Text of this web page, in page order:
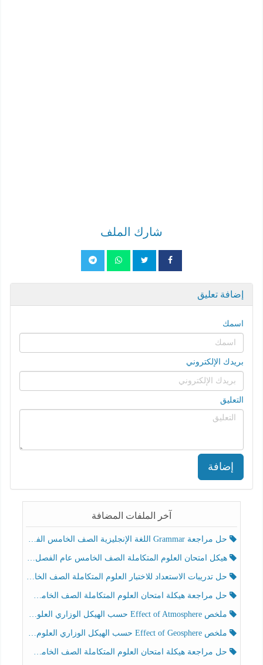
شارك الملف
إضافة تعليق
اسمك
بريدك الإلكتروني
التعليق
إضافة
آخر الملفات المضافة
حل مراجعة Grammar اللغة الإنجليزية الصف الخامس الفصل الثالث
هيكل امتحان العلوم المتكاملة الصف الخامس عام الفصل الدراسي الثالث 2025-2026
حل تدريبات الاستعداد للاختبار العلوم المتكاملة الصف الخامس عام الفصل الثالث
حل مراجعة هيكلة امتحان العلوم المتكاملة الصف الخامس انسبير الفصل الثالث
ملخص Effect of Atmosphere حسب الهيكل الوزاري العلوم المتكاملة الصف الخامس انسبير الفصل الثالث
ملخص Effect of Geosphere حسب الهيكل الوزاري العلوم المتكاملة الصف الخامس انسبير الفصل الثالث
حل مراجعة هيكلة امتحان العلوم المتكاملة الصف الخامس عام الفصل الثالث